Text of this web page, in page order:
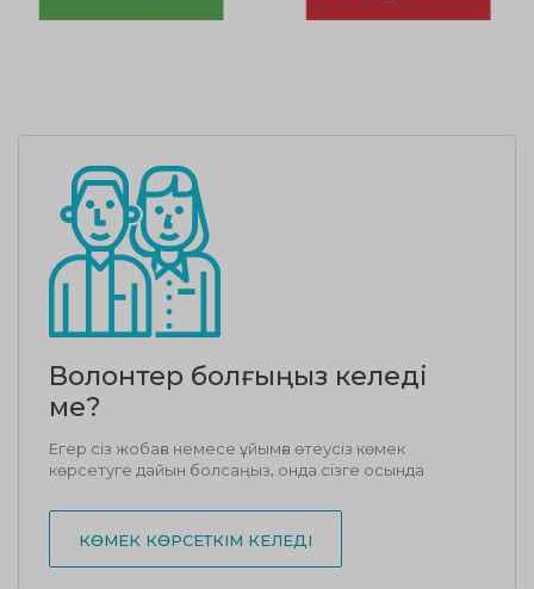
Волонтер болғыңыз келеді
ме?
Егер сіз жобаға немесе ұйымға өтеусіз көмек
көрсетуге дайын болсаңыз, онда сізге осында
КӨМЕК КӨРСЕТКІМ КЕЛЕДІ